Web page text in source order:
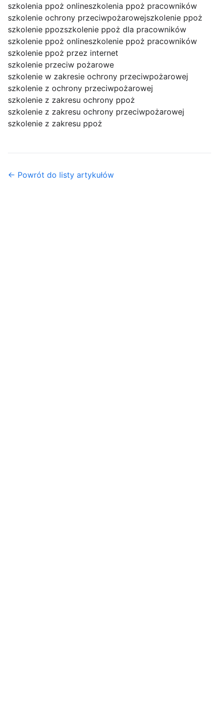
szkolenia ppoż onlineszkolenia ppoż pracowników
szkolenie ochrony przeciwpożarowejszkolenie ppoż
szkolenie ppozszkolenie ppoż dla pracowników
szkolenie ppoż onlineszkolenie ppoż pracowników
szkolenie ppoż przez internet
szkolenie przeciw pożarowe
szkolenie w zakresie ochrony przeciwpożarowej
szkolenie z ochrony przeciwpożarowej
szkolenie z zakresu ochrony ppoż
szkolenie z zakresu ochrony przeciwpożarowej
szkolenie z zakresu ppoż
← Powrót do listy artykułów